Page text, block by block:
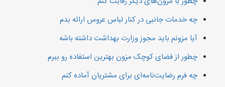
چه خدمات جانبی در کنار لباس عروس ارائه بدم
آیا مزونم باید مجوز وزارت بهداشت داشته باشه
چطور از فضای کوچک مزون بهترین استفاده رو ببرم
چه فرم رضایت‌نامه‌ای برای مشتریان آماده کنم